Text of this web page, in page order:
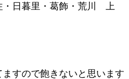
日暮里・葛飾・荒川 上
すので飽きないと思います